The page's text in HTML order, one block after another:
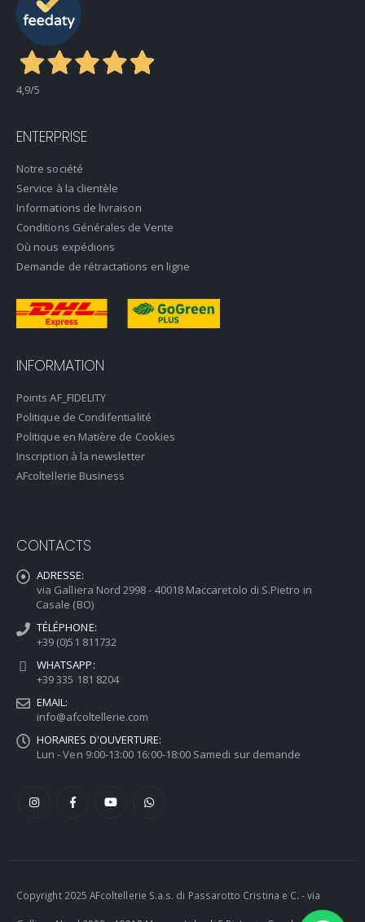
4,9/5
ENTERPRISE
Notre société
Service à la clientèle
Informations de livraison
Conditions Générales de Vente
Où nous expédions
Demande de rétractations en ligne
INFORMATION
Points AF_FIDELITY
Politique de Condifentialité
Politique en Matière de Cookies
Inscription à la newsletter
AFcoltellerie Business
CONTACTS
ADRESSE:
via Galliera Nord 2998 - 40018 Maccaretolo di S.Pietro in
Casale (BO)
TÉLÉPHONE:
+39 (0)51 811732
WHATSAPP:
+39 335 181 8204
EMAIL:
info@afcoltellerie.com
HORAIRES D'OUVERTURE:
Lun - Ven 9:00-13:00 16:00-18:00 Samedi sur demande
Copyright 2025 AFcoltellerie S.a.s. di Passarotto Cristina e C. - via